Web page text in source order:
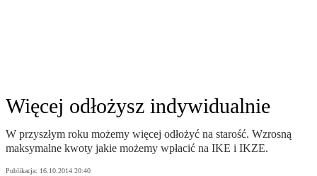
Więcej odłożysz indywidualnie
W przyszłym roku możemy więcej odłożyć na starość. Wzrosną
maksymalne kwoty jakie możemy wpłacić na IKE i IKZE.
Publikacja: 16.10.2014 20:40